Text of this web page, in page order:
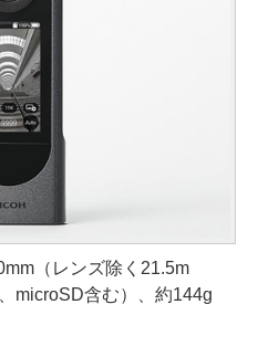
（レンズ除く21.5m
microSD含む）、約144g